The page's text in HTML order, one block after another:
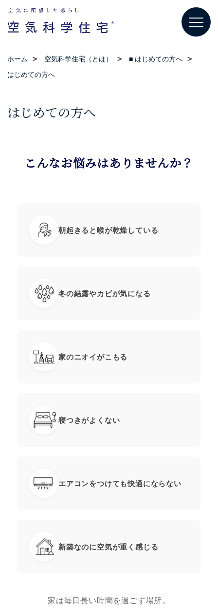
ホーム 空気科学住宅（とは）
■ はじめての方へ
はじめての方へ
はじめての方へ
こんなお悩みはありませんか？
朝起きると喉が乾燥している
冬の結露やカビが気になる
家のニオイがこもる
寝つきがよくない
エアコンをつけても快適にならない
新築なのに空気が重く感じる
家は毎日長い時間を過ごす場所。